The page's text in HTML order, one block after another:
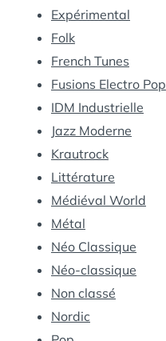
Expérimental
Folk
French Tunes
Fusions Electro Pop
IDM Industrielle
Jazz Moderne
Krautrock
Littérature
Médiéval World
Métal
Néo Classique
Néo-classique
Non classé
Nordic